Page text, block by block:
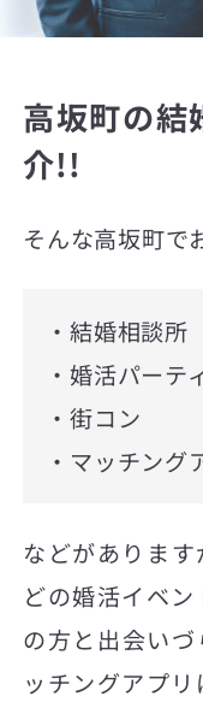
高坂町の結
介!!
そんな高坂町で
・結婚相談所
・婚活パーテ
・街コン
・マッチング
などがありま
どの婚活イベ
の方と出会い
ッチングアプ